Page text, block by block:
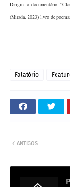
Dirigiu o documentário
(Mirada, 2023) livro de
Falatório
ANTIGOS